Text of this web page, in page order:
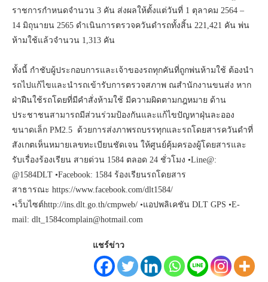
ราชการกำหนดจำนวน 3 คัน ส่งผลให้ตั้งแต่วันที่ 1 ตุลาคม 2564 –
14 มิถุนายน 2565 ดำเนินการตรวจควันดำรถทั้งสิ้น 221,421 คัน พ่น
ห้ามใช้แล้วจำนวน 1,313 คัน
ทั้งนี้ กำชับผู้ประกอบการและเจ้าของรถทุกคันที่ถูกพ่นห้ามใช้ ต้องนำ
รถไปแก้ไขและนำรถเข้ารับการตรวจสภาพ ณสำนักงานขนส่ง หาก
ฝ่าฝืนใช้รถโดยที่มีคำสั่งห้ามใช้ มีความผิดตามกฎหมาย ด้าน
ประชาชนสามารถมีส่วนร่วมป้องกันและแก้ไขปัญหาฝุ่นละออง
ขนาดเล็ก PM2.5 ด้วยการส่งภาพรถบรรทุกและรถโดยสารควันดำที่
สังเกตเห็นหมายเลขทะเบียนชัดเจน ให้ศูนย์คุ้มครองผู้โดยสารและ
รับเรื่องร้องเรียน สายด่วน 1584 ตลอด 24 ชั่วโมง •Line@:
@1584DLT •Facebook: 1584 ร้องเรียนรถโดยสาร
สาธารณะ https://www.facebook.com/dlt1584/
•เว็บไซต์http://ins.dlt.go.th/cmpweb/ •แอปพลิเคชัน DLT GPS •E-
mail: dlt_1584complain@hotmail.com
แชร์ข่าว